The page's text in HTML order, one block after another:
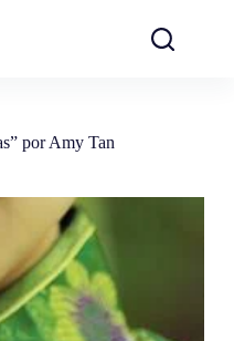
por Amy Tan